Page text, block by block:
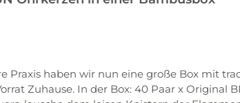
Praxis haben wir nun eine große Box mit
Zuhause. In der Box: 40 Paar x Original